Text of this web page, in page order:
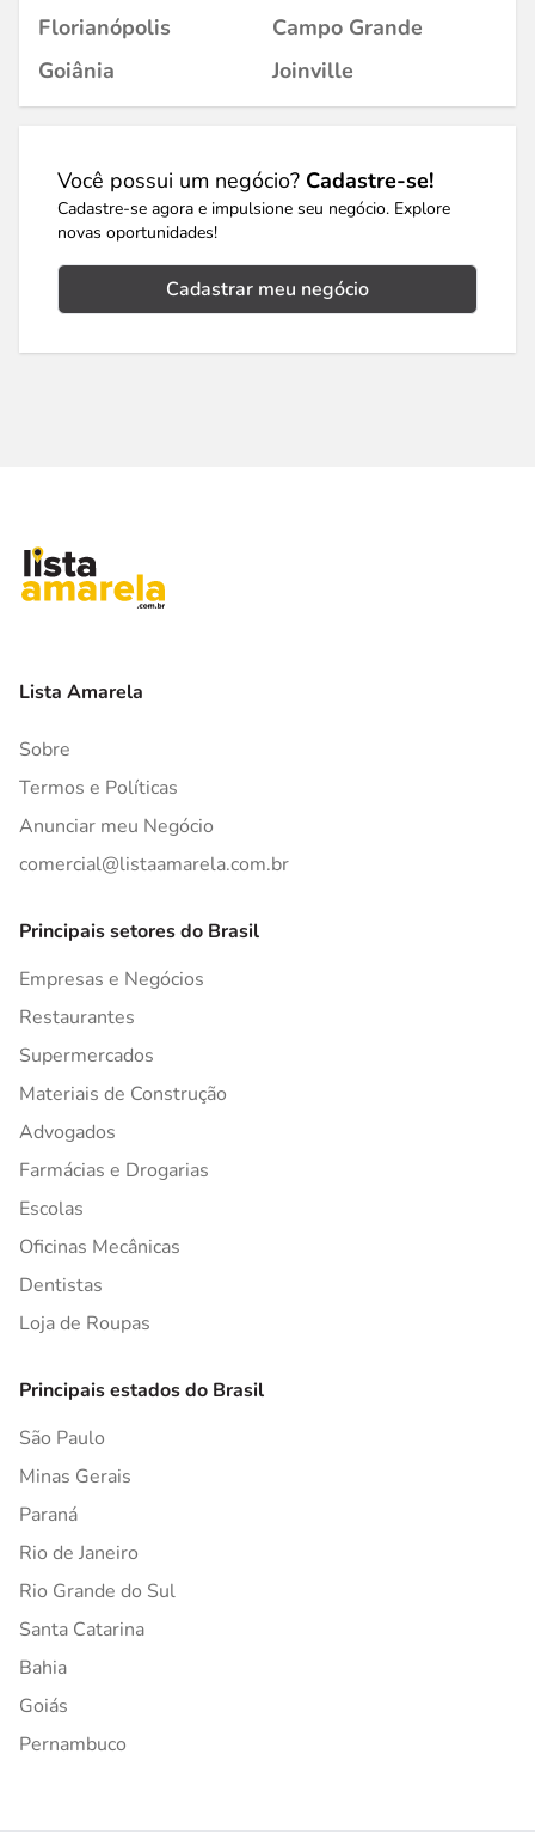
Florianópolis
Campo Grande
Goiânia
Joinville
Você possui um negócio? Cadastre-se!
Cadastre-se agora e impulsione seu negócio. Explore
novas oportunidades!
Cadastrar meu negócio
Lista Amarela
Sobre
Termos e Políticas
Anunciar meu Negócio
comercial@listaamarela.com.br
Principais setores do Brasil
Empresas e Negócios
Restaurantes
Supermercados
Materiais de Construção
Advogados
Farmácias e Drogarias
Escolas
Oficinas Mecânicas
Dentistas
Loja de Roupas
Principais estados do Brasil
São Paulo
Minas Gerais
Paraná
Rio de Janeiro
Rio Grande do Sul
Santa Catarina
Bahia
Goiás
Pernambuco